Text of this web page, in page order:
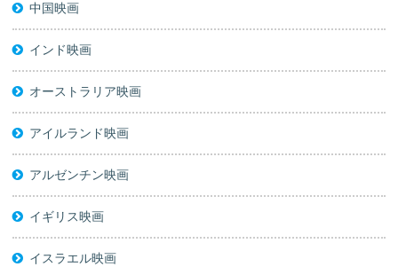
中国映画
インド映画
オーストラリア映画
アイルランド映画
アルゼンチン映画
イギリス映画
イスラエル映画